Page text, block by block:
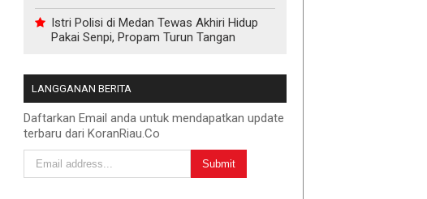
Istri Polisi di Medan Tewas Akhiri Hidup
Pakai Senpi, Propam Turun Tangan
LANGGANAN BERITA
Daftarkan Email anda untuk mendapatkan update
terbaru dari KoranRiau.Co